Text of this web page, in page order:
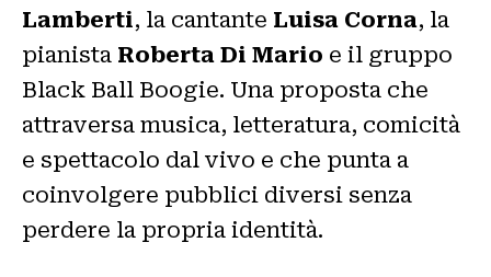
Lamberti, la cantante Luisa Corna, la
pianista Roberta Di Mario e il gruppo
Black Ball Boogie. Una proposta che
attraversa musica, letteratura, comicità
e spettacolo dal vivo e che punta a
coinvolgere pubblici diversi senza
perdere la propria identità.